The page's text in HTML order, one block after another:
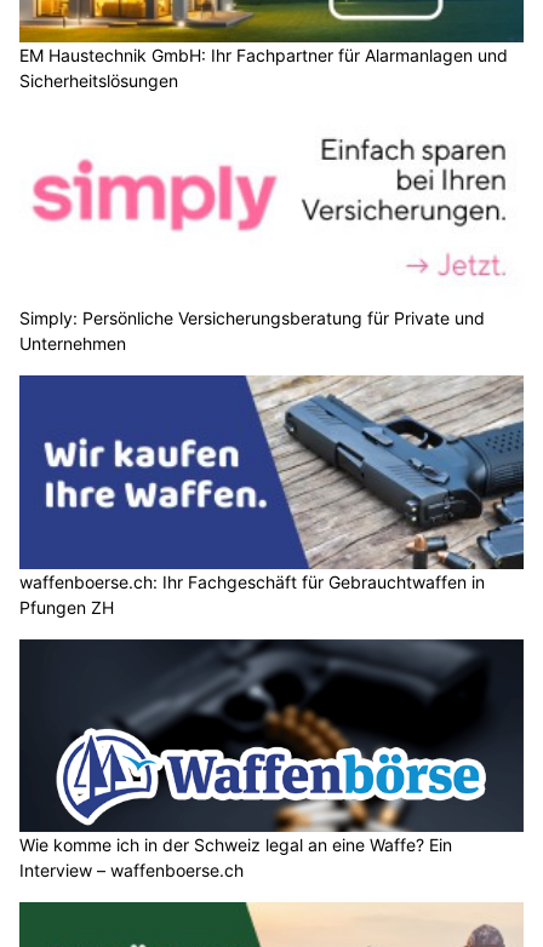
EM Haustechnik GmbH: Ihr Fachpartner für Alarmanlagen und
Sicherheitslösungen
Simply: Persönliche Versicherungsberatung für Private und
Unternehmen
waffenboerse.ch: Ihr Fachgeschäft für Gebrauchtwaffen in
Pfungen ZH
Wie komme ich in der Schweiz legal an eine Waffe? Ein
Interview – waffenboerse.ch